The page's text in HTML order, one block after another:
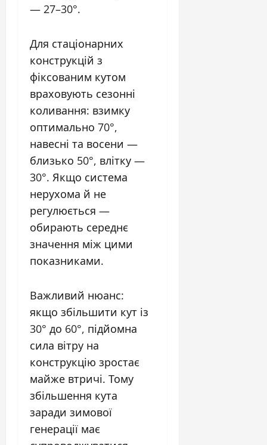
— 27–30°.
Для стаціонарних
конструкцій з
фіксованим кутом
враховують сезонні
коливання: взимку
оптимально 70°,
навесні та восени —
близько 50°, влітку —
30°. Якщо система
нерухома й не
регулюється —
обирають середнє
значення між цими
показниками.
Важливий нюанс:
якщо збільшити кут із
30° до 60°, підйомна
сила вітру на
конструкцію зростає
майже втричі. Тому
збільшення кута
заради зимової
генерації має